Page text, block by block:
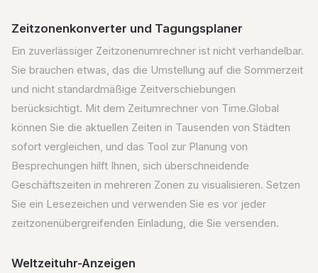
Zeitzonenkonverter und Tagungsplaner
Ein zuverlässiger Zeitzonenumrechner ist nicht verhandelbar.
Sie brauchen etwas, das die Umstellung auf die Sommerzeit
und nicht standardmäßige Zeitverschiebungen
berücksichtigt. Mit dem Zeitumrechner von Time.Global
können Sie die aktuellen Zeiten in Tausenden von Städten
sofort vergleichen, und das Tool zur Planung von
Besprechungen hilft Ihnen, sich überschneidende
Geschäftszeiten in mehreren Zonen zu visualisieren. Setzen
Sie ein Lesezeichen und verwenden Sie es vor jeder
zeitzonenübergreifenden Einladung, die Sie versenden.
Weltzeituhr-Anzeigen